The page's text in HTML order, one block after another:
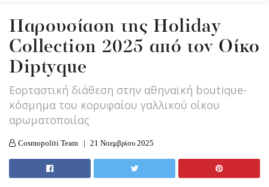
Παρουσίαση της Holiday
Collection 2025 από τον Οίκο
Diptyque
Εορταστική διάθεση στην αθηναϊκή boutique-
κόσμημα του κορυφαίου γαλλικού οίκου
αρωματοποιίας
Cosmopoliti Team 21 Νοεμβρίου 2025